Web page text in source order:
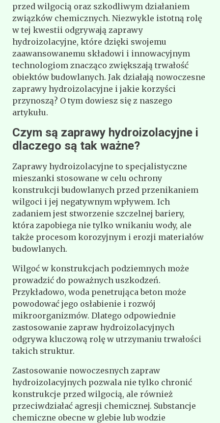
przed wilgocią oraz szkodliwym działaniem
związków chemicznych. Niezwykle istotną rolę
w tej kwestii odgrywają zaprawy
hydroizolacyjne, które dzięki swojemu
zaawansowanemu składowi i innowacyjnym
technologiom znacząco zwiększają trwałość
obiektów budowlanych. Jak działają nowoczesne
zaprawy hydroizolacyjne i jakie korzyści
przynoszą? O tym dowiesz się z naszego
artykułu.
Czym są zaprawy hydroizolacyjne i
dlaczego są tak ważne?
Zaprawy hydroizolacyjne to specjalistyczne
mieszanki stosowane w celu ochrony
konstrukcji budowlanych przed przenikaniem
wilgoci i jej negatywnym wpływem. Ich
zadaniem jest stworzenie szczelnej bariery,
która zapobiega nie tylko wnikaniu wody, ale
także procesom korozyjnym i erozji materiałów
budowlanych.
Wilgoć w konstrukcjach podziemnych może
prowadzić do poważnych uszkodzeń.
Przykładowo, woda penetrująca beton może
powodować jego osłabienie i rozwój
mikroorganizmów. Dlatego odpowiednie
zastosowanie zapraw hydroizolacyjnych
odgrywa kluczową rolę w utrzymaniu trwałości
takich struktur.
Zastosowanie nowoczesnych zapraw
hydroizolacyjnych pozwala nie tylko chronić
konstrukcje przed wilgocią, ale również
przeciwdziałać agresji chemicznej. Substancje
chemiczne obecne w glebie lub wodzie